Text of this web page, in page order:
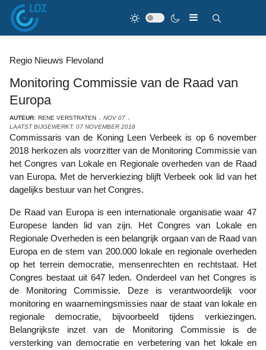
Regio Nieuws Flevoland
Monitoring Commissie van de Raad van
Europa
AUTEUR: RENE VERSTRATEN
NOV 07
LAATST BIJGEWERKT: 07 NOVEMBER 2018
Commissaris van de Koning Leen Verbeek is op 6 november
2018 herkozen als voorzitter van de Monitoring Commissie van
het Congres van Lokale en Regionale overheden van de Raad
van Europa. Met de herverkiezing blijft Verbeek ook lid van het
dagelijks bestuur van het Congres.
De Raad van Europa is een internationale organisatie waar 47
Europese landen lid van zijn. Het Congres van Lokale en
Regionale Overheden is een belangrijk orgaan van de Raad van
Europa en de stem van 200.000 lokale en regionale overheden
op het terrein democratie, mensenrechten en rechtstaat. Het
Congres bestaat uit 647 leden. Onderdeel van het Congres is
de Monitoring Commissie. Deze is verantwoordelijk voor
monitoring en waarnemingsmissies naar de staat van lokale en
regionale democratie, bijvoorbeeld tijdens verkiezingen.
Belangrijkste inzet van de Monitoring Commissie is de
versterking van democratie en verbetering van het lokale en